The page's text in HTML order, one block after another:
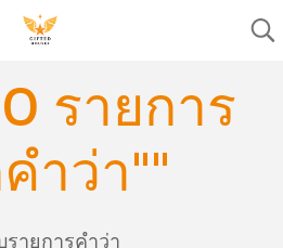
รายการ
ำว่า""
รายการคำว่า